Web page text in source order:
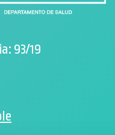
93/19